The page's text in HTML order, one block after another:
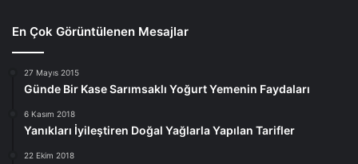
En Çok Görüntülenen Mesajlar
27 Mayıs 2015
Günde Bir Kase Sarımsaklı Yoğurt Yemenin Faydaları
6 Kasım 2018
Yanıkları İyileştiren Doğal Yağlarla Yapılan Tarifler
22 Ekim 2018